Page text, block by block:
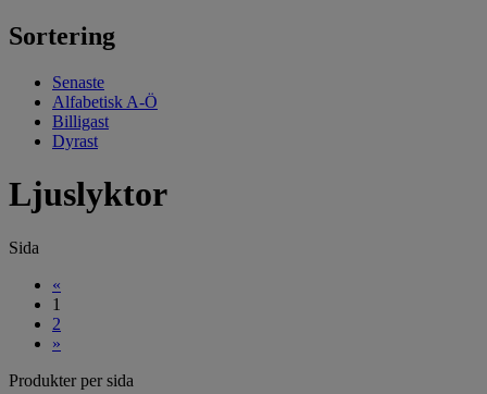
Sortering
Senaste
Alfabetisk A-Ö
Billigast
Dyrast
Ljuslyktor
Sida
«
1
2
»
Produkter per sida